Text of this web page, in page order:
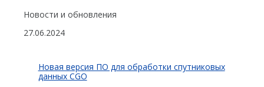
Новости и обновления
27.06.2024
Новая версия ПО для обработки спутниковых
данных CGO